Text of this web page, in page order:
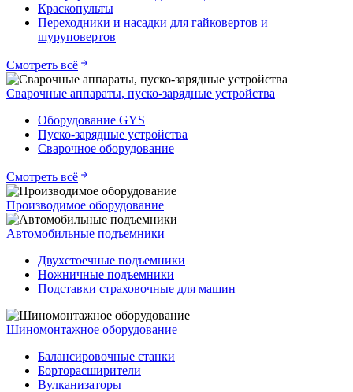
Краскопульты
Переходники и насадки для гайковертов и
шуруповертов
Смотреть всё
Сварочные аппараты, пуско-зарядные устройства
Оборудование GYS
Пуско-зарядные устройства
Сварочное оборудование
Смотреть всё
Производимое оборудование
Автомобильные подъемники
Двухстоечные подъемники
Ножничные подъемники
Подставки страховочные для машин
Шиномонтажное оборудование
Балансировочные станки
Борторасширители
Вулканизаторы